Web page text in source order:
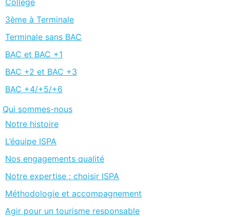
3ème à Terminale
Terminale sans BAC
BAC et BAC +1
BAC +2 et BAC +3
BAC +4/+5/+6
Qui sommes-nous
Notre histoire
L’équipe ISPA
Nos engagements qualité
Notre expertise : choisir ISPA
Méthodologie et accompagnement
Agir pour un tourisme responsable